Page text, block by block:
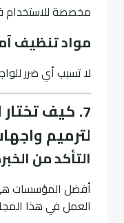
مخصصة للاستخدام
مواد تنظيف
لا تسبب أي ضرر
7. كيف
لترميم
التأكد من
أفضل المؤسسات
العمل في هذا